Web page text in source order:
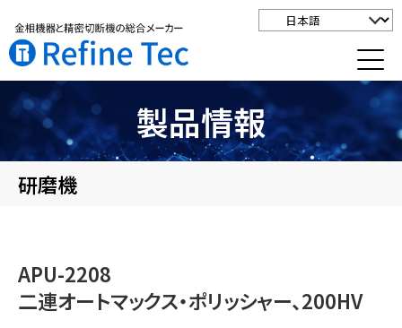
製品情報
研磨機
APU-2208
二連オートマックス・ポリッシャー、200HV